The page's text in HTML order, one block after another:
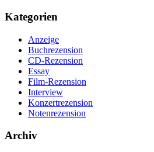
Kategorien
Anzeige
Buchrezension
CD-Rezension
Essay
Film-Rezension
Interview
Konzertrezension
Notenrezension
Archiv